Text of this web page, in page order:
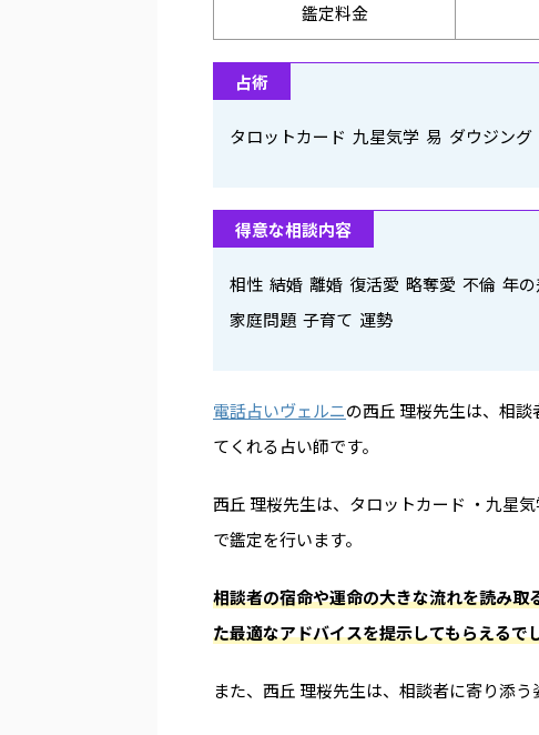
鑑定料金
占術
タロットカード 九星気学 易 ダウジング
得意な相談内容
相性 結婚 離婚 復活愛 略奪愛 不倫 年
家庭問題 子育て 運勢
電話占いヴェルニの西丘 理桜先生は、相
てくれる占い師です。
西丘 理桜先生は、タロットカード ・九星
で鑑定を行います。
相談者の宿命や運命の大きな流れを読み
た最適なアドバイスを提示してもらえるで
また、西丘 理桜先生は、相談者に寄り添う